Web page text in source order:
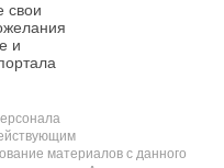
свои
и
материалов с данного